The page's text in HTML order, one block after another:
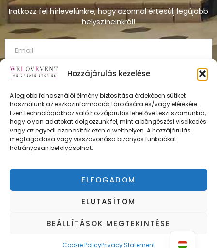
Hozzájárulás kezelése
A legjobb felhasználói élmény biztosítása érdekében sütiket
használunk az eszközinformációk tárolására és/vagy elérésére.
Ezen technológiákhoz való hozzájárulás lehetővé teszi számunkra,
hogy olyan adatokat dolgozzunk fel, mint a böngészési viselkedés
vagy az egyedi azonosítók ezen a webhelyen. A hozzájárulás
megtagadása vagy visszavonása bizonyos funkciókat
hátrányosan befolyásolhat.
ELFOGADOM
ELUTASÍTOM
BEÁLLÍTÁSOK MEGTEKINTÉSE
Cookie PolicyPrivacy Statement
Iratkozz fel hírlevelünkre, hogy azonnal értesülj legújabb
helyszíneinkről!
FELÍRATKOZÁS
Copyright © WELOVEVENT
Adatvédelmi irányelvek
Impresszum